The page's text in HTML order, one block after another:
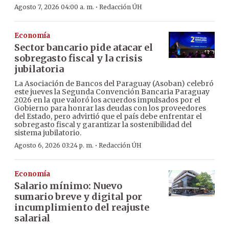
Agosto 7, 2026 04:00 a. m. · Redacción ÚH
Economía
Sector bancario pide atacar el
sobregasto fiscal y la crisis
jubilatoria
La Asociación de Bancos del Paraguay (Asoban) celebró
este jueves la Segunda Convención Bancaria Paraguay
2026 en la que valoró los acuerdos impulsados por el
Gobierno para honrar las deudas con los proveedores
del Estado, pero advirtió que el país debe enfrentar el
sobregasto fiscal y garantizar la sostenibilidad del
sistema jubilatorio.
Agosto 6, 2026 03:24 p. m. · Redacción ÚH
Economía
Salario mínimo: Nuevo
sumario breve y digital por
incumplimiento del reajuste
salarial